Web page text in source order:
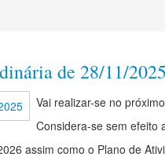
de 28/11/2025
Vai realizar-se no
Considera-se sem efeito
assim como o Plano de